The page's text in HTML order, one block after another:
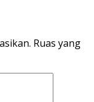
Ruas yang